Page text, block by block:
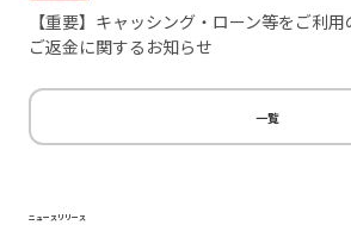
【重要】キャッシング・ローン等をご利
ご返金に関するお知らせ
一覧
ニュースリリース